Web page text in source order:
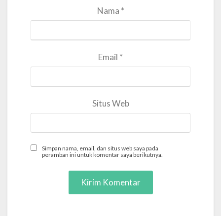
Nama *
Email *
Situs Web
Simpan nama, email, dan situs web saya pada
peramban ini untuk komentar saya berikutnya.